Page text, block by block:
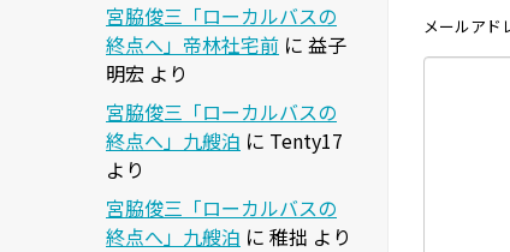
メールアド
宮脇俊三「ローカルバスの
終点へ」帝林社宅前 に 益子
明宏 より
宮脇俊三「ローカルバスの
終点へ」九艘泊 に Tenty17
より
宮脇俊三「ローカルバスの
終点へ」九艘泊 に 稚拙 より